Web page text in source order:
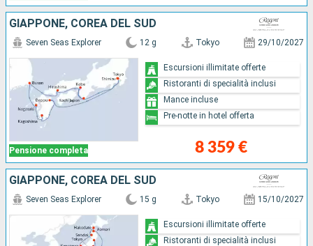
GIAPPONE, COREA DEL SUD
Pensione completa
Seven Seas Explorer 12 g Tokyo 29/10/2027
8 359 €
Escursioni illimitate offerte
Ristoranti di specialità inclusi
Mance incluse
Pre-notte in hotel offerta
GIAPPONE, COREA DEL SUD
Seven Seas Explorer 15 g Tokyo 15/10/2027
Escursioni illimitate offerte
Ristoranti di specialità inclusi